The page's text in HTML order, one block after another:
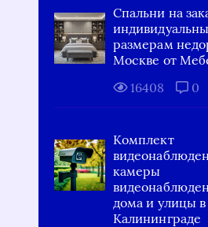
Спальни на
размерам
Москве от
16408
0
Комплект
камеры
дома и улицы в
Калининграде